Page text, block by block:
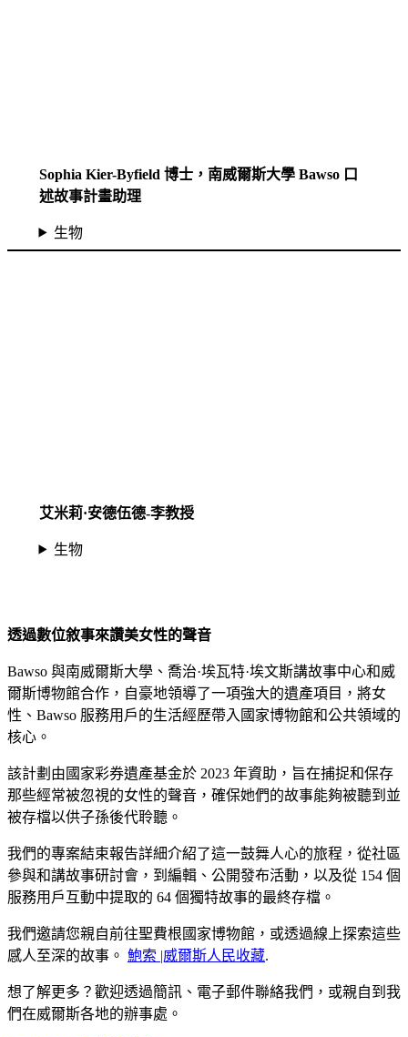
Sophia Kier-Byfield 博士，南威爾斯大學 Bawso 口
述故事計畫助理
生物
艾米莉·安德伍德-李教授
生物
透過數位敘事來讚美女性的聲音
Bawso 與南威爾斯大學、喬治·埃瓦特·埃文斯講故事中心和威
爾斯博物館合作，自豪地領導了一項強大的遺產項目，將女
性、Bawso 服務用戶的生活經歷帶入國家博物館和公共領域的
核心。
該計劃由國家彩券遺產基金於 2023 年資助，旨在捕捉和保存
那些經常被忽視的女性的聲音，確保她們的故事能夠被聽到並
被存檔以供子孫後代聆聽。
我們的專案結束報告詳細介紹了這一鼓舞人心的旅程，從社區
參與和講故事研討會，到編輯、公開發布活動，以及從 154 個
服務用戶互動中提取的 64 個獨特故事的最終存檔。
我們邀請您親自前往聖費根國家博物館，或透過線上探索這些
感人至深的故事。 鮑索 |威爾斯人民收藏.
想了解更多？歡迎透過簡訊、電子郵件聯絡我們，或親自到我
們在威爾斯各地的辦事處。